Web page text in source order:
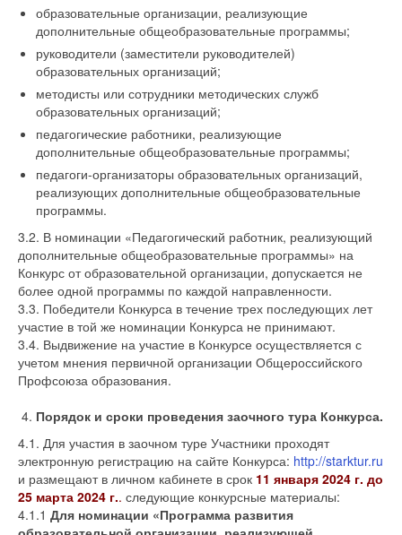
образовательные организации, реализующие
дополнительные общеобразовательные программы;
руководители (заместители руководителей)
образовательных организаций;
методисты или сотрудники методических служб
образовательных организаций;
педагогические работники, реализующие
дополнительные общеобразовательные программы;
педагоги-организаторы образовательных организаций,
реализующих дополнительные общеобразовательные
программы.
3.2. В номинации «Педагогический работник, реализующий
дополнительные общеобразовательные программы» на
Конкурс от образовательной организации, допускается не
более одной программы по каждой направленности.
3.3. Победители Конкурса в течение трех последующих лет
участие в той же номинации Конкурса не принимают.
3.4. Выдвижение на участие в Конкурсе осуществляется с
учетом мнения первичной организации Общероссийского
Профсоюза образования.
Порядок и сроки проведения заочного тура Конкурса.
4.1. Для участия в заочном туре Участники проходят
электронную регистрацию на сайте Конкурса: http://starktur.ru
и размещают в личном кабинете в срок 11 января 2024 г. до
25 марта 2024 г.. следующие конкурсные материалы:
4.1.1 Для номинации «Программа развития